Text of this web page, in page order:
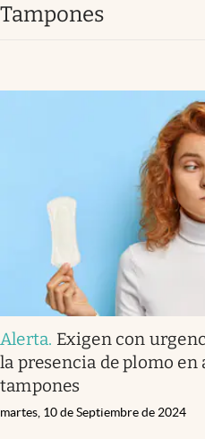
Mundial 2026
Eventos Corporativos
El Cronista Studio
Mediakit
abre en nueva pestaña
Argentina
tampones
Alerta. Exigen con
la presencia de plomo en
tampones
martes, 10 de Septiembre de 2024